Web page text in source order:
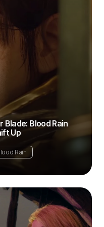
Blade: Blood Rain
Up
Rain